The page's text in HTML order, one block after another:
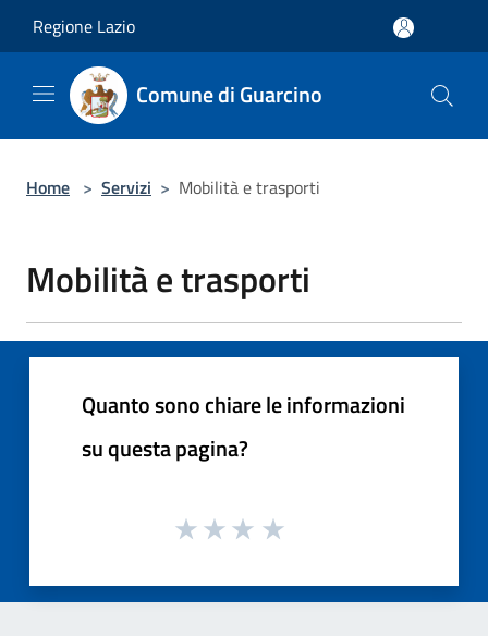
Regione Lazio
Comune di Guarcino
Home > Servizi > Mobilità e trasporti
Mobilità e trasporti
Quanto sono chiare le informazioni
su questa pagina?